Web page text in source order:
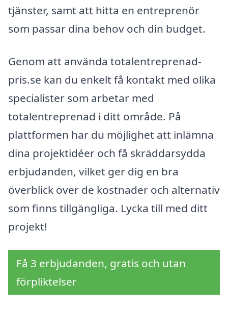
tjänster, samt att hitta en entreprenör
som passar dina behov och din budget.
Genom att använda totalentreprenad-
pris.se kan du enkelt få kontakt med olika
specialister som arbetar med
totalentreprenad i ditt område. På
plattformen har du möjlighet att inlämna
dina projektidéer och få skräddarsydda
erbjudanden, vilket ger dig en bra
överblick över de kostnader och alternativ
som finns tillgängliga. Lycka till med ditt
projekt!
Få 3 erbjudanden, gratis och utan
förpliktelser